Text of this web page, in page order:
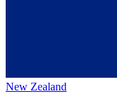
New Zealand